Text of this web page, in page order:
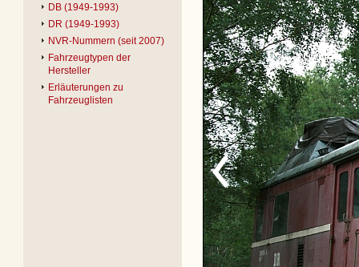
DB (1949-1993)
DR (1949-1993)
NVR-Nummern (seit 2007)
Fahrzeugtypen der
Hersteller
Erläuterungen zu
Fahrzeuglisten